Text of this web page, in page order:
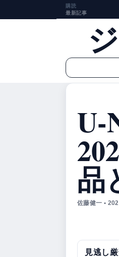
購読
最新記事
U-
品
佐藤健一 •
見逃し